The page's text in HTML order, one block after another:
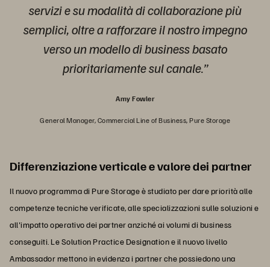
servizi e su modalità di collaborazione più
semplici, oltre arafforzare il nostro impegno
verso un modello di business basato
prioritariamente sul canale.”
Amy Fowler
General Manager, Commercial Line of Business, Pure Storage
Differenziazione verticale e valore dei partner
Il nuovo programma di Pure Storage è studiato per dare priorità alle
competenze tecniche verificate, alle specializzazioni sulle soluzioni e
all'impatto operativo dei partner anziché ai volumi di business
conseguiti. Le Solution Practice Designation e il nuovo livello
Ambassador mettono in evidenza i partner che possiedono una